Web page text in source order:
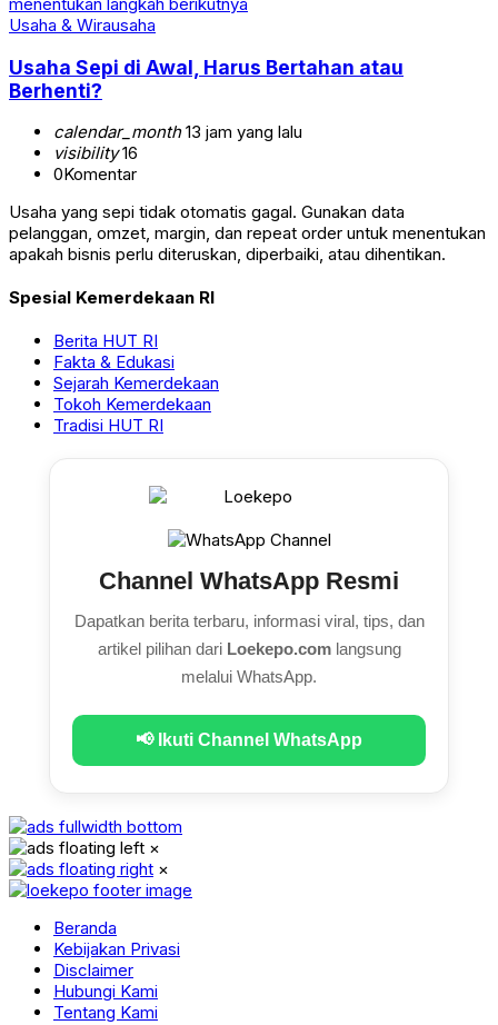
Usaha & Wirausaha
Usaha Sepi di Awal, Harus Bertahan atau
Berhenti?
calendar_month13 jam yang lalu
visibility16
0Komentar
Usaha yang sepi tidak otomatis gagal. Gunakan data
pelanggan, omzet, margin, dan repeat order untuk menentukan
apakah bisnis perlu diteruskan, diperbaiki, atau dihentikan.
Spesial Kemerdekaan RI
Berita HUT RI
Fakta & Edukasi
Sejarah Kemerdekaan
Tokoh Kemerdekaan
Tradisi HUT RI
Channel WhatsApp Resmi
Dapatkan berita terbaru, informasi viral, tips, dan
artikel pilihan dari Loekepo.comlangsung
melalui WhatsApp.
📢 Ikuti Channel WhatsApp
×
×
Beranda
Kebijakan Privasi
Disclaimer
Hubungi Kami
Tentang Kami